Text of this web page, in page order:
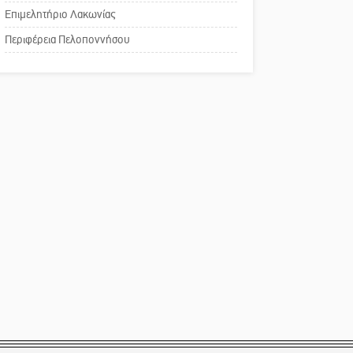
Άγρυπνος φρουρός 2
δεκαετιών το Πυροφυλάκιο
στις Αιγιές
Πού βρίσκεται το ιστορικό
κέντρο της Σπάρτης;
Επιμελητήριο Λακωνίας
Περιφέρεια Πελοποννήσου